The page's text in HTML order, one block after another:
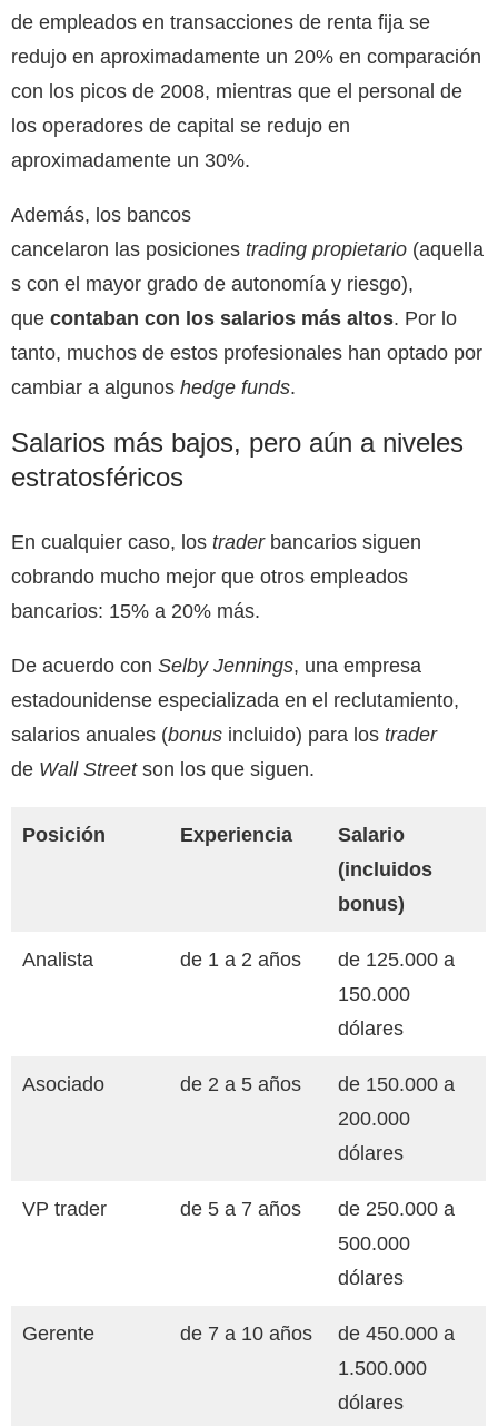
de empleados en transacciones de renta fija se
redujo en aproximadamente un 20% en comparación
con los picos de 2008, mientras que el personal de
los operadores de capital se redujo en
aproximadamente un 30%.
Además, los bancos
cancelaron las posiciones trading propietario (aquella
s con el mayor grado de autonomía y riesgo),
que contaban con los salarios más altos. Por lo
tanto, muchos de estos profesionales han optado por
cambiar a algunos hedge funds.
Salarios más bajos, pero aún a niveles
estratosféricos
En cualquier caso, los traderbancarios siguen
cobrando mucho mejor que otros empleados
bancarios: 15% a 20% más.
De acuerdo con Selby Jennings, una empresa
estadounidense especializada en el reclutamiento,
salarios anuales (bonus incluido) para los trader
de Wall Streetson los que siguen.
Posición Experiencia
Salario
(incluidos
bonus)
Analista de 1 a 2 años
de 125.000 a
150.000
dólares
Asociado de 2 a 5 años
de 150.000 a
200.000
dólares
VP trader de 5 a 7 años
de 250.000 a
500.000
dólares
Gerente de 7 a 10 años
de 450.000 a
1.500.000
dólares